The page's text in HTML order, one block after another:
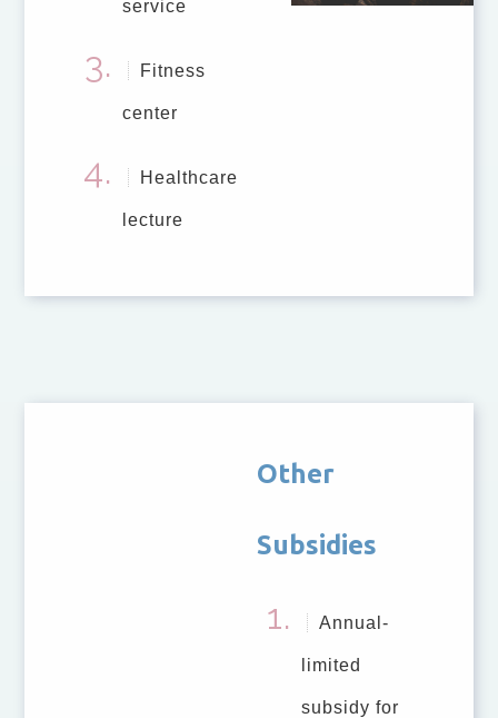
service
Fitness
center
Healthcare
lecture
Other
Subsidies
Annual-
limited
subsidy for